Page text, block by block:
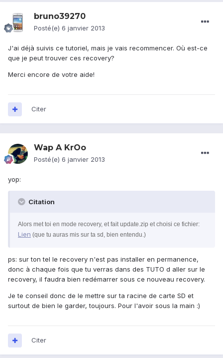
bruno39270
Posté(e) 6 janvier 2013
J'ai déjà suivis ce tutoriel, mais je vais recommencer. Où est-ce
que je peut trouver ces recovery?
Merci encore de votre aide!
Citer
Wap A KrOo
Posté(e) 6 janvier 2013
yop:
Citation
Alors met toi en mode recovery, et fait update.zip et choisi ce fichier:
Lien (que tu auras mis sur ta sd, bien entendu.)
ps: sur ton tel le recovery n'est pas installer en permanence,
donc à chaque fois que tu verras dans des TUTO d aller sur le
recovery, il faudra bien redémarrer sous ce nouveau recovery.
Je te conseil donc de le mettre sur ta racine de carte SD et
surtout de bien le garder, toujours. Pour l'avoir sous la main :)
Citer